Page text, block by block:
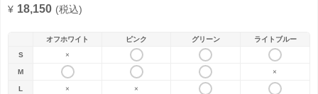
¥ 18,150 (税込)
オフホワイト ピンク グリーン
ライトブルー
S
×
M ×
L × ×